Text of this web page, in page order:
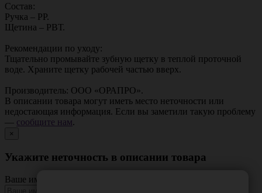
Состав:
Ручка – РР.
Щетина – РВТ.
Рекомендации по уходу:
Тщательно промывайте зубную щетку в теплой проточной
воде. Храните щетку рабочей частью вверх.
Производитель: ООО «ОРАПРО».
В описании товара могут иметь место неточности или
недостающая информация. Если вы заметили такую проблему
— сообщите нам.
×
Укажите неточность в описании товара
Ваше имя